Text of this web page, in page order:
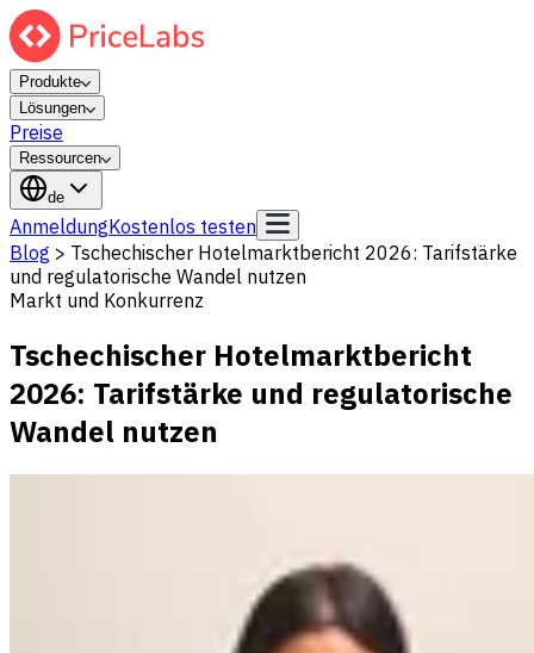
Produkte
Lösungen
Preise
Ressourcen
de
AnmeldungKostenlos testen
Blog > Tschechischer Hotelmarktbericht 2026: Tarifstärke
und regulatorische Wandel nutzen
Markt und Konkurrenz
Tschechischer Hotelmarktbericht
2026: Tarifstärke und regulatorische
Wandel nutzen